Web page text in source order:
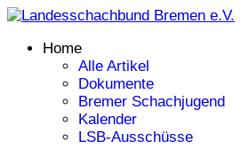
Home
Alle Artikel
Dokumente
Bremer Schachjugend
Kalender
LSB-Ausschüsse